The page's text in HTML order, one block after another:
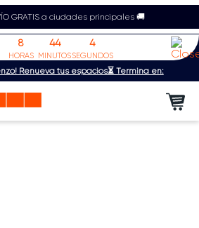
GRATIS a ciudades principales 🚚
Renueva tus espacios⏳ Termina en:
8
HORAS
44
MINUTOS
4
SEGUNDOS